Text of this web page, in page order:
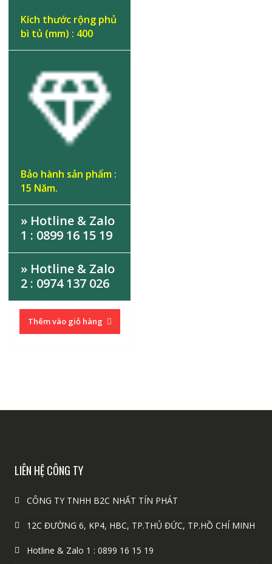
Kích thước rộng phủ
bì tủ (mm) : 400
Bảo hành sản phẩm :
15 Năm.
» Hotline & Zalo
1 : 0899 16 15 19
» Hotline & Zalo
2 : 0974 137 026
Thêm vào giỏ hàng
LIÊN HỆ CÔNG TY
CÔNG TY TNHH B2C NHẤT TÍN PHÁT
12C ĐƯỜNG 6, KP4, HBC, TP.THỦ ĐỨC, TP.HỒ CHÍ MINH
Hotline & Zalo 1 : 0899 16 15 19